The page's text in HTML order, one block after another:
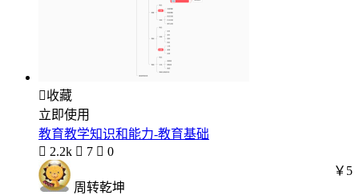
收藏
立即使用
教育教学知识和能力-教育基础
 2.2k  7  0
周转乾坤
￥5